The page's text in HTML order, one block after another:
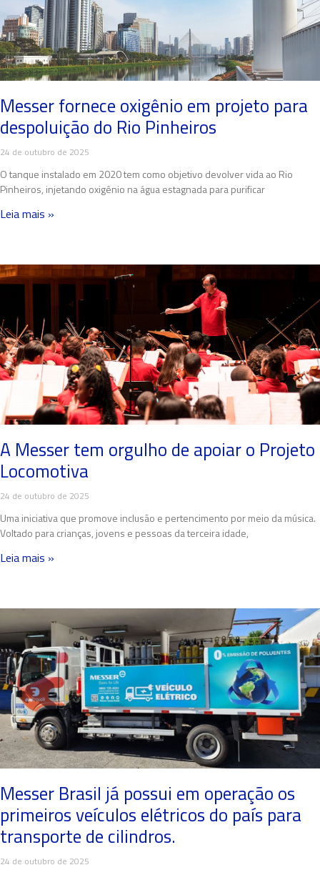
Messer fornece oxigênio em projeto para
despoluição do Rio Pinheiros
24 de outubro de 2025
O tanque instalado em 2020 tem como objetivo devolver vida ao Rio
Pinheiros, injetando oxigênio na água estagnada para purificar
Leia mais »
A Messer tem orgulho de apoiar o Projeto
Locomotiva
24 de outubro de 2025
Uma iniciativa que promove inclusão e pertencimento por meio da música.
Voltado para crianças, jovens e pessoas da terceira idade,
Leia mais »
Messer Brasil já possui em operação os
primeiros veículos elétricos do país para
transporte de cilindros.
24 de outubro de 2025